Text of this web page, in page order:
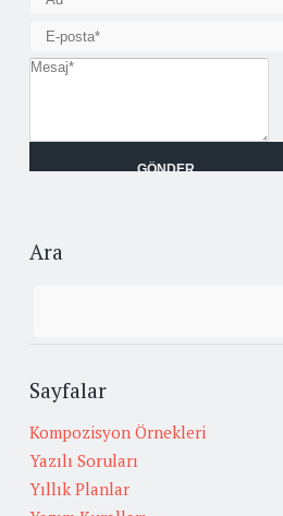
Ara
Sayfalar
Kompozisyon Örnekleri
Yazılı Soruları
Yıllık Planlar